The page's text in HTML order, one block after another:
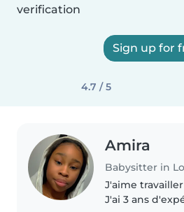
verification
Sign up for
4.7 / 5
Amira
Babysitter in
J'aime
J'ai 3 ans